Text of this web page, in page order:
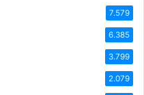
7.579
6.385
3.799
2.079